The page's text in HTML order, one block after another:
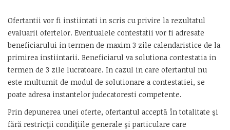
Ofertantii vor fi instiintati in scris cu privire la rezultatul
evaluarii ofertelor. Eventualele contestatii vor fi adresate
beneficiarului in termen de maxim 3 zile calendaristice de la
primirea instiintarii. Beneficiarul va solutiona contestatia in
termen de 3 zile lucratoare. In cazul in care ofertantul nu
este multumit de modul de solutionare a contestatiei, se
poate adresa instantelor judecatoresti competente.
Prin depunerea unei oferte, ofertantul acceptă în totalitate şi
fără restricţii condiţiile generale şi particulare care